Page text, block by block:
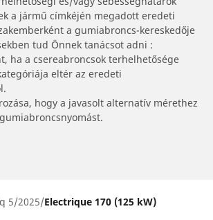
a jármű címkéjén megadott eredeti
a gumiabroncs-kereskedője
tud Önnek tanácsot adni :
ha a csereabroncsok terhelhetősége
eltér az eredeti
hogy a javasolt alternatív mérethez
5 2025 Electrique 170 (125 kW)